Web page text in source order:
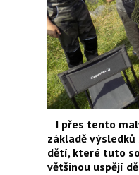
I přes tento
základě výsledků
dětí, které tuto
většinou uspějí